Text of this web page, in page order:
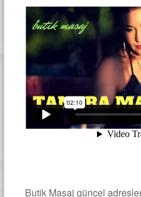
Butik Masaj güncel